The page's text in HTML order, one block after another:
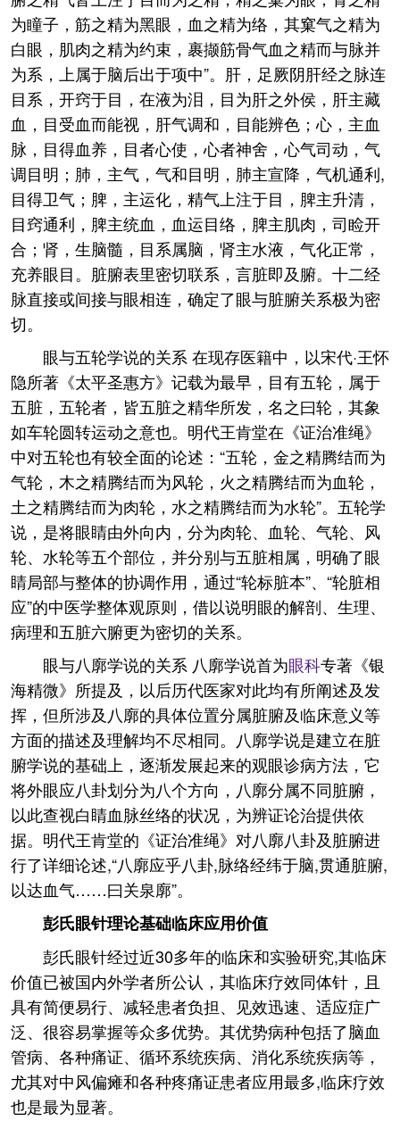
为瞳子，筋之精为黑眼，血之精为络，其窠气之精为
白眼，肌肉之精为约束，裹撷筋骨气血之精而与脉并
为系，上属于脑后出于项中”。肝，足厥阴肝经之脉连
目系，开窍于目，在液为泪，目为肝之外侯，肝主藏
血，目受血而能视，肝气调和，目能辨色；心，主血
脉，目得血养，目者心使，心者神舍，心气司动，气
调目明；肺，主气，气和目明，肺主宣降，气机通利,
目得卫气；脾，主运化，精气上注于目，脾主升清，
目窍通利，脾主统血，血运目络，脾主肌肉，司睑开
合；肾，生脑髓，目系属脑，肾主水液，气化正常，
充养眼目。脏腑表里密切联系，言脏即及腑。十二经
脉直接或间接与眼相连，确定了眼与脏腑关系极为密
切。
眼与五轮学说的关系 在现存医籍中，以宋代·王怀
隐所著《太平圣惠方》记载为最早，目有五轮，属于
五脏，五轮者，皆五脏之精华所发，名之曰轮，其象
如车轮圆转运动之意也。明代王肯堂在《证治准绳》
中对五轮也有较全面的论述：“五轮，金之精腾结而为
气轮，木之精腾结而为风轮，火之精腾结而为血轮，
土之精腾结而为肉轮，水之精腾结而为水轮”。五轮学
说，是将眼睛由外向内，分为肉轮、血轮、气轮、风
轮、水轮等五个部位，并分别与五脏相属，明确了眼
睛局部与整体的协调作用，通过“轮标脏本”、“轮脏相
应”的中医学整体观原则，借以说明眼的解剖、生理、
病理和五脏六腑更为密切的关系。
眼与八廓学说的关系 八廓学说首为眼科专著《银
海精微》所提及，以后历代医家对此均有所阐述及发
挥，但所涉及八廓的具体位置分属脏腑及临床意义等
方面的描述及理解均不尽相同。八廓学说是建立在脏
腑学说的基础上，逐渐发展起来的观眼诊病方法，它
将外眼应八卦划分为八个方向，八廓分属不同脏腑，
以此查视白睛血脉丝络的状况，为辨证论治提供依
据。明代王肯堂的《证治准绳》对八廓八卦及脏腑进
行了详细论述,“八廓应乎八卦,脉络经纬于脑,贯通脏腑,
以达血气……曰关泉廓”。
彭氏眼针理论基础临床应用价值
彭氏眼针经过近30多年的临床和实验研究,其临床
价值已被国内外学者所公认，其临床疗效同体针，且
具有简便易行、减轻患者负担、见效迅速、适应症广
泛、很容易掌握等众多优势。其优势病种包括了脑血
管病、各种痛证、循环系统疾病、消化系统疾病等，
尤其对中风偏瘫和各种疼痛证患者应用最多,临床疗效
也是最为显著。